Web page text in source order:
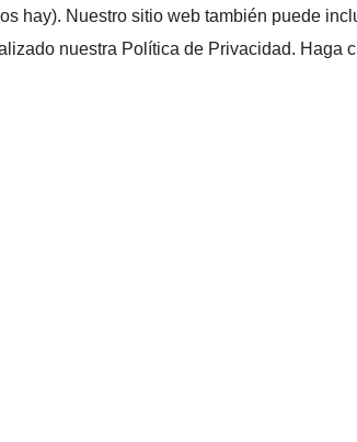
hay). Nuestro sitio web también puede
nuestra Política de Privacidad. Haga